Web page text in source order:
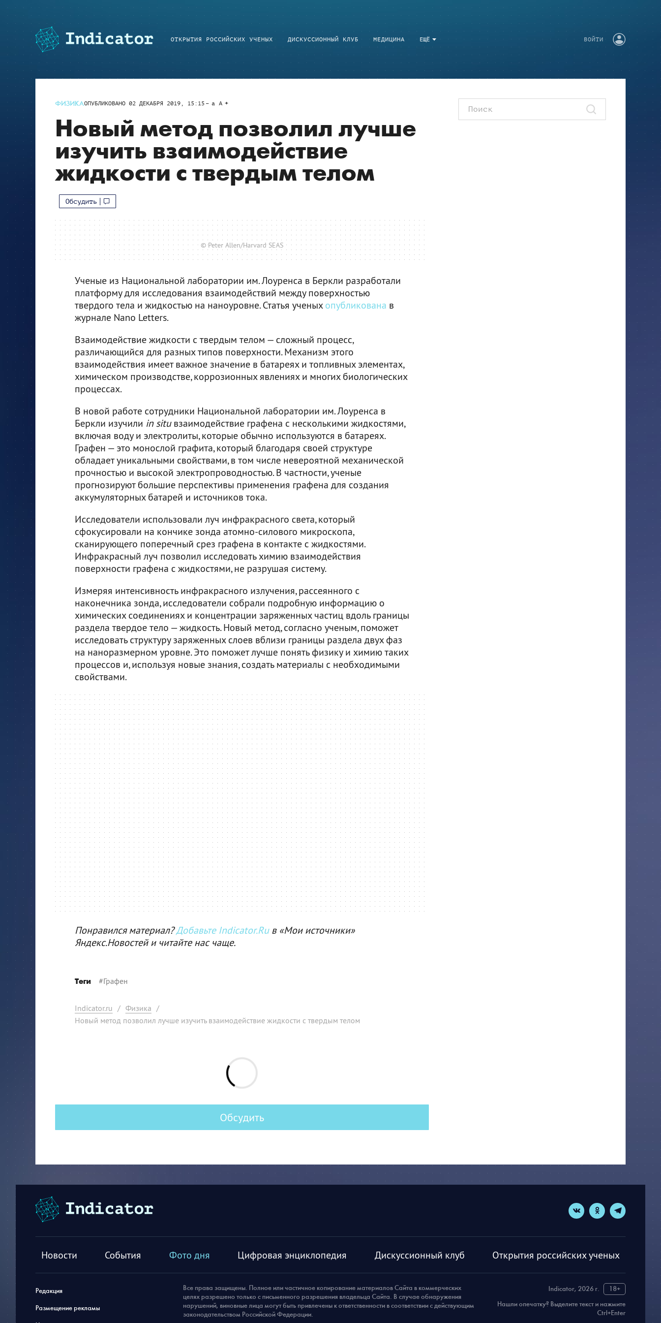
ЕЩЁ
ОТКРЫТИЯ РОССИЙСКИХ УЧЕНЫХ ДИСКУССИОННЫЙ КЛУБ МЕДИЦИНА ВОЙТИ
ФИЗИКАОПУБЛИКОВАНО 02 ДЕКАБРЯ 2019, 15:15 a A
Новый метод позволил лучше
изучить взаимодействие
жидкости с твердым телом
Обсудить
© Peter Allen/Harvard SEAS
Ученые из Национальной лаборатории им. Лоуренса в Беркли разработали
платформу для исследования взаимодействий между поверхностью
твердого тела и жидкостью на наноуровне. Статья ученых опубликована в
журнале Nano Letters.
Взаимодействие жидкости с твердым телом — сложный процесс,
различающийся для разных типов поверхности. Механизм этого
взаимодействия имеет важное значение в батареях и топливных элементах,
химическом производстве, коррозионных явлениях и многих биологических
процессах.
В новой работе сотрудники Национальной лаборатории им. Лоуренса в
Беркли изучили in situвзаимодействие графена с несколькими жидкостями,
включая воду и электролиты, которые обычно используются в батареях.
Графен — это монослой графита, который благодаря своей структуре
обладает уникальными свойствами, в том числе невероятной механической
прочностью и высокой электропроводностью. В частности, ученые
прогнозируют большие перспективы применения графена для создания
аккумуляторных батарей и источников тока.
Исследователи использовали луч инфракрасного света, который
сфокусировали на кончике зонда атомно-силового микроскопа,
сканирующего поперечный срез графена в контакте с жидкостями.
Инфракрасный луч позволил исследовать химию взаимодействия
поверхности графена с жидкостями, не разрушая систему.
Измеряя интенсивность инфракрасного излучения, рассеянного с
наконечника зонда, исследователи собрали подробную информацию о
химических соединениях и концентрации заряженных частиц вдоль границы
раздела твердое тело — жидкость. Новый метод, согласно ученым, поможет
исследовать структуру заряженных слоев вблизи границы раздела двух фаз
на наноразмерном уровне. Это поможет лучше понять физику и химию таких
процессов и, используя новые знания, создать материалы с необходимыми
свойствами.
Понравился материал?Добавьте Indicator.Ruв «Мои источники»
Яндекс.Новостей и читайте нас чаще.
Теги #Графен
Indicator.ru / Физика /
Новый метод позволил лучше изучить взаимодействие жидкости с твердым телом
Обсудить
Новости События Фото дня Цифровая энциклопедия Дискуссионный клуб Открытия российских ученых
Редакция
Размещение рекламы
Indicator, 2026 г.
18+
Нашли опечатку? Выделите текст и нажмите
Ctrl+Enter
Все права защищены. Полное или частичное копирование материалов Сайта в коммерческих
целях разрешено только с письменного разрешения владельца Сайта. В случае обнаружения
нарушений, виновные лица могут быть привлечены к ответственности в соответствии с действующим
законодательством Российской Федерации.